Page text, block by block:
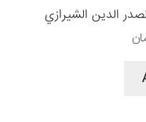
لصدر الدين الشيرازي